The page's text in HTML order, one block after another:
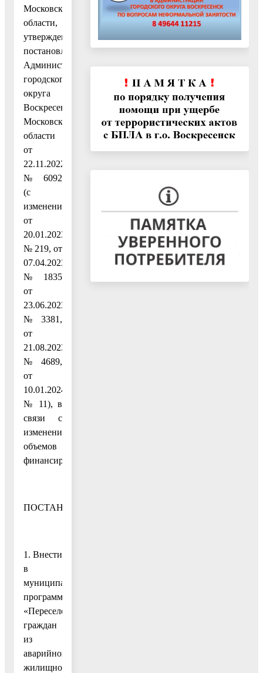
Московской
области,
утвержденным
постановлением
Администрации
городского
округа
Воскресенск
Московской
области
от
22.11.2022
№ 6092
(с
изменениями
от
20.01.2023
№ 219, от
07.04.2023
№ 1835
от
23.06.2023
№ 3381,
от
21.08.2023
№ 4689,
от
10.01.2024
№ 11), в
связи с
изменением
объемов
финансирования
ПОСТАНОВЛЯЮ:
1. Внести
в
муниципальную
программу
«Переселение
граждан
из
аварийного
жилищного